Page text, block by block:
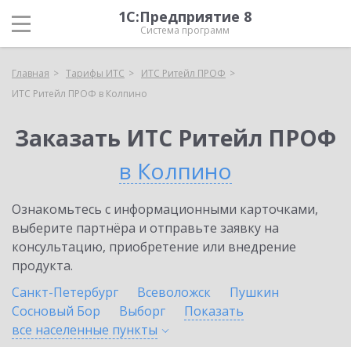
1С:Предприятие 8
Система программ
Главная Тарифы ИТС
ИТС Ритейл ПРОФ
ИТС Ритейл ПРОФ в Колпино
Заказать ИТС Ритейл ПРОФ
в Колпино
Ознакомьтесь с информационными карточками,
выберите партнёра и отправьте заявку на
консультацию, приобретение или внедрение
продукта.
Санкт-Петербург
Всеволожск
Пушкин
Сосновый Бор
Выборг
Показать
все населенные пункты